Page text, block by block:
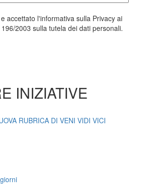
accettato l'informativa sulla Privacy ai
2003 sulla tutela dei dati personali.
INIZIATIVE
RUBRICA DI VENI VIDI VICI